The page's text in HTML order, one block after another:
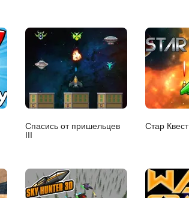
Спасись от пришельцев
III
Стар Квест